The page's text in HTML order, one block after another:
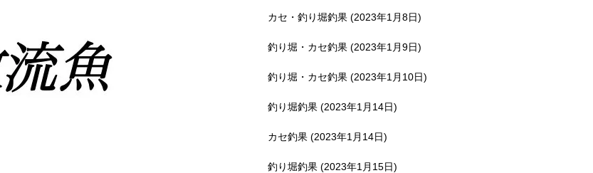
カセ・釣り堀釣果 (2023年1月8日)
釣り堀・カセ釣果 (2023年1月9日)
釣り堀・カセ釣果 (2023年1月10日)
釣り堀釣果 (2023年1月14日)
カセ釣果 (2023年1月14日)
釣り堀釣果 (2023年1月15日)